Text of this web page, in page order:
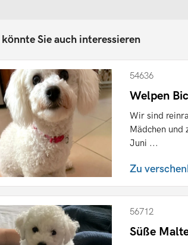
könnte Sie auch interessieren
54636
Welpen
Wir sind
Mädchen und
Juni ...
Zu
56712
Süße